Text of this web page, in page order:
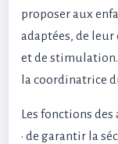
proposer aux
adaptées, de
et de
la coordinatrice
Les fonctions
· de garantir la